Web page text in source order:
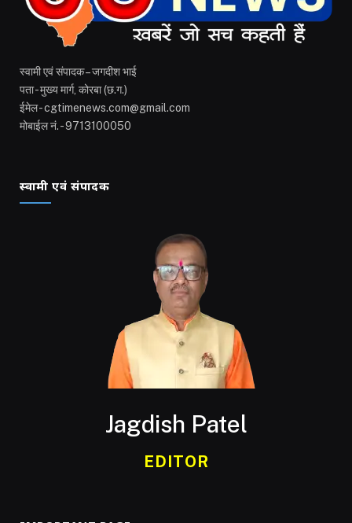
स्वामी एवं संपादक – जगदीश भाई
पता - मुख्य मार्ग, कोरबा (छ.ग.)
ईमेल - cgtimenews.com@gmail.com
मोबाईल नं. - 9713100050
स्वामी एवं संपादक
Jagdish Patel
EDITOR